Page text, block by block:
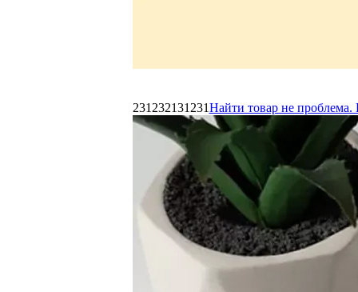
231232131231Найти товар не проблема.